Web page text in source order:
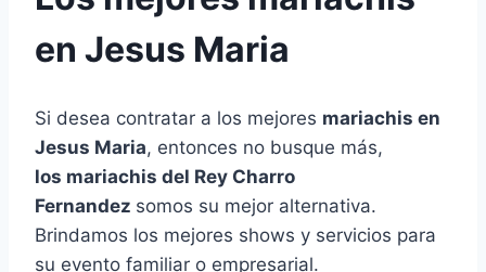
en Jesus Maria
Si desea contratar a los mejores mariachis en
Jesus Maria, entonces no busque más,
los mariachis del Rey Charro
Fernandez somos su mejor alternativa.
Brindamos los mejores shows y servicios para
su evento familiar o empresarial.